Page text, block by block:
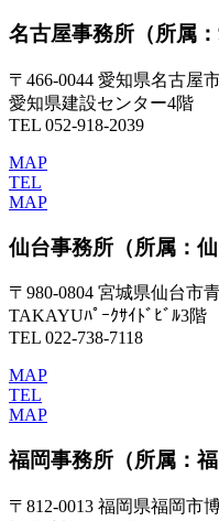
名古屋事務所 （所属
〒466-0044 愛知県名古屋
愛知県建設センター4階
TEL 052-918-2039
MAP
TEL
MAP
仙台事務所 （所属：
〒980-0804 宮城県仙台市
TAKAYUﾊﾟｰｸｻｲﾄﾞﾋﾞﾙ3階
TEL 022-738-7118
MAP
TEL
MAP
福岡事務所 （所属：
〒812-0013 福岡県福岡市